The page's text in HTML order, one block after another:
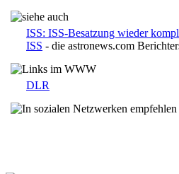
ISS: ISS-Besatzung wieder
ISS - die astronews.com
DLR